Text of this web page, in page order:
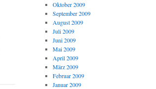
Oktober 2009
September 2009
August 2009
Juli 2009
Juni 2009
Mai 2009
April 2009
März 2009
Februar 2009
Januar 2009